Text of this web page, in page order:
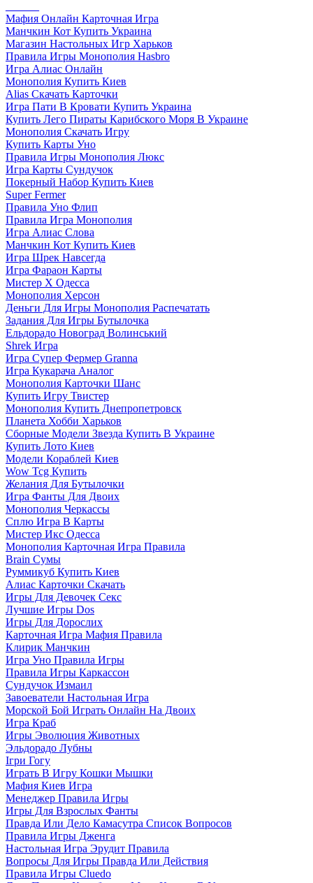
Мафия Онлайн Карточная Игра
Манчкин Кот Купить Украина
Магазин Настольных Игр Харьков
Правила Игры Монополия Hasbro
Игра Алиас Онлайн
Монополия Купить Киев
Alias Скачать Карточки
Игра Пати В Кровати Купить Украина
Купить Лего Пираты Карибского Моря В Украине
Монополия Скачать Игру
Купить Карты Уно
Правила Игры Монополия Люкс
Игра Карты Сундучок
Покерный Набор Купить Киев
Super Fermer
Правила Уно Флип
Правила Игра Монополия
Игра Алиас Слова
Манчкин Кот Купить Киев
Игра Шрек Навсегда
Игра Фараон Карты
Мистер Х Одесса
Монополия Херсон
Деньги Для Игры Монополия Распечатать
Задания Для Игры Бутылочка
Ельдорадо Новоград Волинський
Shrek Игра
Игра Супер Фермер Granna
Игра Кукарача Аналог
Монополия Карточки Шанс
Купить Игру Твистер
Монополия Купить Днепропетровск
Планета Хобби Харьков
Сборные Модели Звезда Купить В Украине
Купить Лото Киев
Модели Кораблей Киев
Wow Tcg Купить
Желания Для Бутылочки
Игра Фанты Для Двоих
Монополия Черкассы
Сплю Игра В Карты
Мистер Икс Одесса
Монополия Карточная Игра Правила
Brain Сумы
Руммикуб Купить Киев
Алиас Карточки Скачать
Игры Для Девочек Секс
Лучшие Игры Dos
Игры Для Дорослих
Карточная Игра Мафия Правила
Клирик Манчкин
Игра Уно Правила Игры
Правила Игры Каркассон
Сундучок Измаил
Завоеватели Настольная Игра
Морской Бой Играть Онлайн На Двоих
Игра Краб
Игры Эволюция Животных
Эльдорадо Лубны
Ігри Гогу
Играть В Игру Кошки Мышки
Мафия Киев Игра
Менеджер Правила Игры
Игры Для Взрослых Фанты
Правда Или Дело Камасутра Список Вопросов
Правила Игры Дженга
Настольная Игра Эрудит Правила
Вопросы Для Игры Правда Или Действия
Правила Игры Cluedo